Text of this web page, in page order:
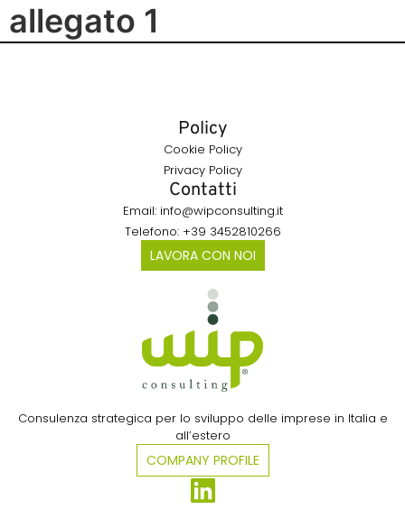
allegato 1
Consulenza strategica per lo sviluppo delle imprese in Italia e
all’estero​
COMPANY PROFILE
Policy
Cookie Policy
Privacy Policy
Contatti
Email: info@wipconsulting.it
Telefono: +39 3452810266
LAVORA CON NOI